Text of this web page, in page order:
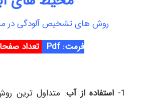
روش های تشخیص آلودگی در
فرمت: Pdf
تعداد
1- استفاده از آب: متداول ترین